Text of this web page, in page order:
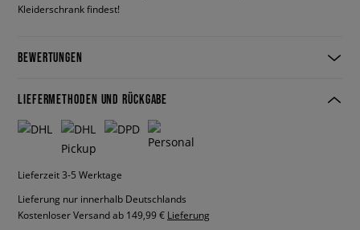
Kleiderschrank findest!
BEWERTUNGEN
LIEFERMETHODEN UND RÜCKGABE
Lieferzeit 3-5 Werktage
Lieferung nur innerhalb Deutschlands
Kostenloser Versand ab 149,99 € Lieferung